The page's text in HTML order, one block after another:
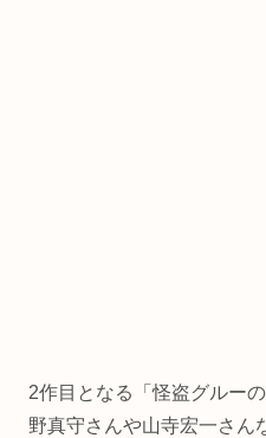
2作目となる「怪盗グルー
野真守さんや山寺宏一さん